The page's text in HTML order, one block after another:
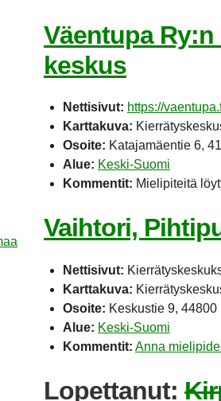
Väentupa
keskus
Nettisivut: https://
Karttakuva:
Osoite: Katajamäentie 6,
Alue: Keski-Suomi
Kommentit: Mielipiteitä
Vaihtori,
Nettisivut:
Karttakuva:
Osoite: Keskustie 9,
Alue: Keski-Suomi
Kommentit: Anna
Lopettanut: